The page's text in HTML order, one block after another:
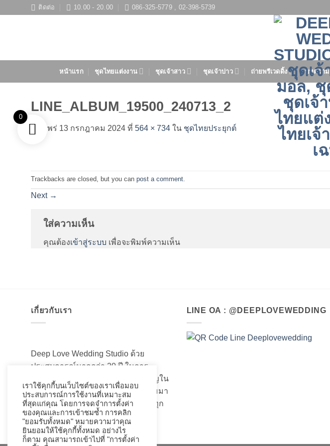
ติดต่อ 10.00 - 20.00 086-325-5779 , 02-398-5739
หน้าแรก ชุดไทยแต่งงาน ชุดเจ้าสาว ชุดเจ้าบ่าว ถ่ายพรีเวดดิ้ง บทความ
LINE_ALBUM_19500_240713_2
เผยแพร่ 13 กรกฎาคม 2024 ที่ 564 × 734 ใน ชุดไทยประยุกต์
Trackbacks are closed, but you can post a comment
Next →
ใส่ความเห็น
คุณต้องเข้าสู่ระบบ เพื่อจะพิมพ์ความเห็น
เกี่ยวกับเรา
Deep Love Wedding Studio ด้วย
ประสบการณ์มากกว่า 20 ปี ในการ
สร้างสรรค์ออกแบบและความชำนาญใน
เรื่องของชุดแต่งงานเจ้าสาวอันงดงามมา
เป็นอย่างดี ที่เราได้เนรมิตชุดเจ้าสาวทุก
ท่านให้สวยงามมานับไม่ถ้วน
LINE OA : @DEEPLOVEWEDDING
เราใช้คุกกี้บนเว็บไซต์ของเราเพื่อมอบ
ประสบการณ์การใช้งานที่เหมาะสม
ที่สุดแก่คุณ โดยการจดจำการตั้งค่า
ของคุณและการเข้าชมซ้ำ การคลิก
"ยอมรับทั้งหมด" หมายความว่าคุณ
ยินยอมให้ใช้คุกกี้ทั้งหมด อย่างไร
ก็ตาม คุณสามารถเข้าไปที่ "การตั้งค่า
0